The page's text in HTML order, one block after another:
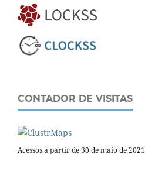
CONTADOR DE VISITAS
Acessos a partir de 30 de maio de 2021